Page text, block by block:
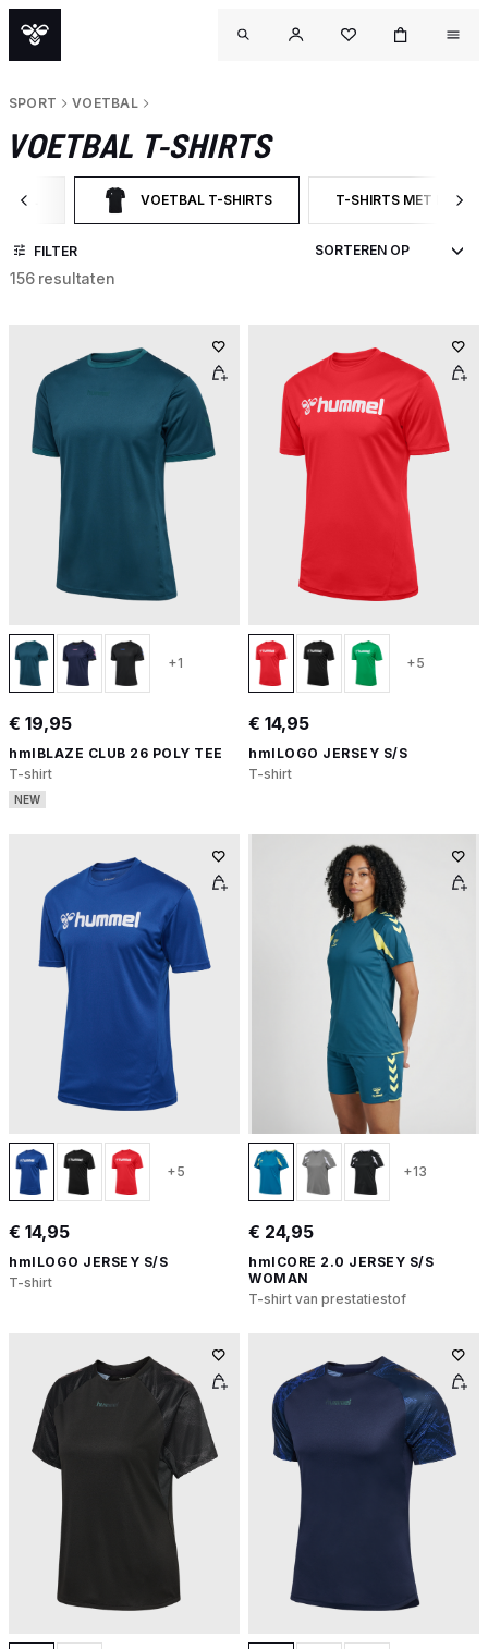
SPORT VOETBAL
VOETBAL T-SHIRTS
OP CATEGORY: VOETBALVOETBAL T-SHIRTSGESELECTEERD MOMENTEEL GEFILTERD OP
T-SHIRTS MET KORTE
FILTER OP
FILTER
156 resultaten
+1
€ 19,95
hmlBLAZE CLUB 26 POLY TEE
T-shirt
NEW
+5
€ 14,95
hmlLOGO JERSEY S/S
T-shirt
+5
€ 14,95
hmlLOGO JERSEY S/S
T-shirt
+13
€ 24,95
hmlCORE 2.0 JERSEY S/S
WOMAN
T-shirt van prestatiestof